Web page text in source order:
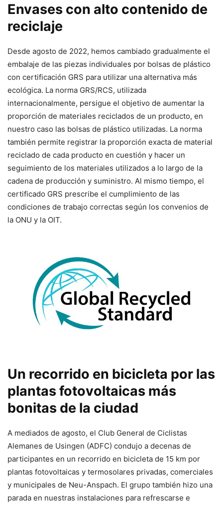
Envases con alto contenido de
reciclaje
Desde agosto de 2022, hemos cambiado gradualmente el
embalaje de las piezas individuales por bolsas de plástico
con certificación GRS para utilizar una alternativa más
ecológica. La norma GRS/RCS, utilizada
internacionalmente, persigue el objetivo de aumentar la
proporción de materiales reciclados de un producto, en
nuestro caso las bolsas de plástico utilizadas. La norma
también permite registrar la proporción exacta de material
reciclado de cada producto en cuestión y hacer un
seguimiento de los materiales utilizados a lo largo de la
cadena de producción y suministro. Al mismo tiempo, el
certificado GRS prescribe el cumplimiento de las
condiciones de trabajo correctas según los convenios de
la ONU y la OIT.
Un recorrido en bicicleta por las
plantas fotovoltaicas más
bonitas de la ciudad
A mediados de agosto, el Club General de Ciclistas
Alemanes de Usingen (ADFC) condujo a decenas de
participantes en un recorrido en bicicleta de 15 km por
plantas fotovoltaicas y termosolares privadas, comerciales
y municipales de Neu-Anspach. El grupo también hizo una
parada en nuestras instalaciones para refrescarse e